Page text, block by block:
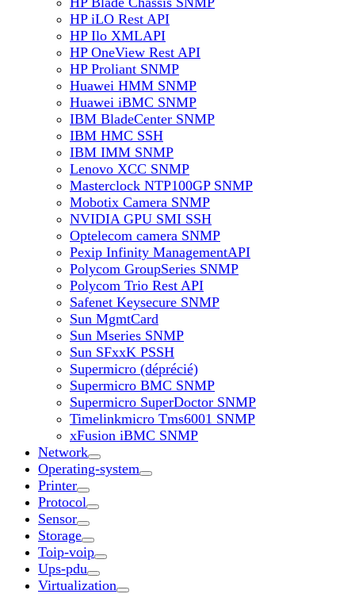
HP iLO Rest API
HP Ilo XMLAPI
HP OneView Rest API
HP Proliant SNMP
Huawei HMM SNMP
Huawei iBMC SNMP
IBM BladeCenter SNMP
IBM HMC SSH
IBM IMM SNMP
Lenovo XCC SNMP
Masterclock NTP100GP SNMP
Mobotix Camera SNMP
NVIDIA GPU SMI SSH
Optelecom camera SNMP
Pexip Infinity ManagementAPI
Polycom GroupSeries SNMP
Polycom Trio Rest API
Safenet Keysecure SNMP
Sun MgmtCard
Sun Mseries SNMP
Sun SFxxK PSSH
Supermicro (déprécié)
Supermicro BMC SNMP
Supermicro SuperDoctor SNMP
Timelinkmicro Tms6001 SNMP
xFusion iBMC SNMP
Network
Operating-system
Printer
Protocol
Sensor
Storage
Toip-voip
Ups-pdu
Virtualization